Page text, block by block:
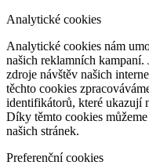
Analytické cookies
Analytické cookies nám
našich reklamních kampaní.
zdroje návštěv našich
těchto cookies
identifikátorů, které ukazují
Díky těmto cookies
našich stránek.
Preferenční cookies